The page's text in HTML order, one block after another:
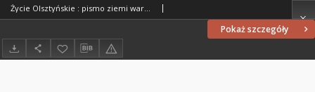
Pokaż szczegóły
Życie Olsztyńskie : pismo ziemi warmińsko-mazurskiej, 1952, nr 40